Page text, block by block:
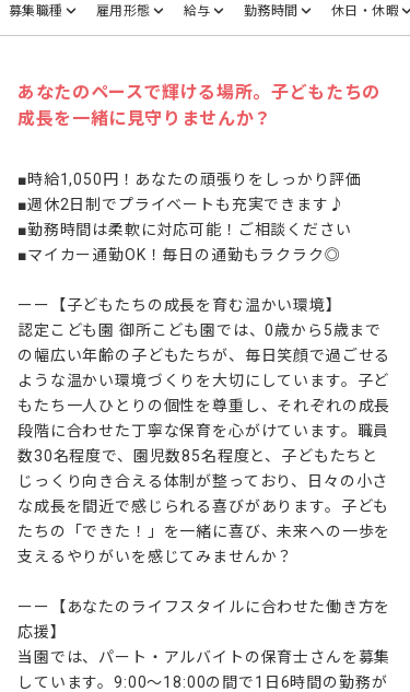
募集職種 雇用形態 給与 勤務時間 休日・休暇
あなたのペースで輝ける場所。子どもたちの
成長を一緒に見守りませんか？
■時給1,050円！あなたの頑張りをしっかり評価
■週休2日制でプライベートも充実できます♪
■勤務時間は柔軟に対応可能！ご相談ください
■マイカー通勤OK！毎日の通勤もラクラク◎
ーー【子どもたちの成長を育む温かい環境】
認定こども園 御所こども園では、0歳から5歳まで
の幅広い年齢の子どもたちが、毎日笑顔で過ごせる
ような温かい環境づくりを大切にしています。子ど
もたち一人ひとりの個性を尊重し、それぞれの成長
段階に合わせた丁寧な保育を心がけています。職員
数30名程度で、園児数85名程度と、子どもたちと
じっくり向き合える体制が整っており、日々の小さ
な成長を間近で感じられる喜びがあります。子ども
たちの「できた！」を一緒に喜び、未来への一歩を
支えるやりがいを感じてみませんか？
ーー【あなたのライフスタイルに合わせた働き方を
応援】
当園では、パート・アルバイトの保育士さんを募集
しています。9:00～18:00の間で1日6時間の勤務が